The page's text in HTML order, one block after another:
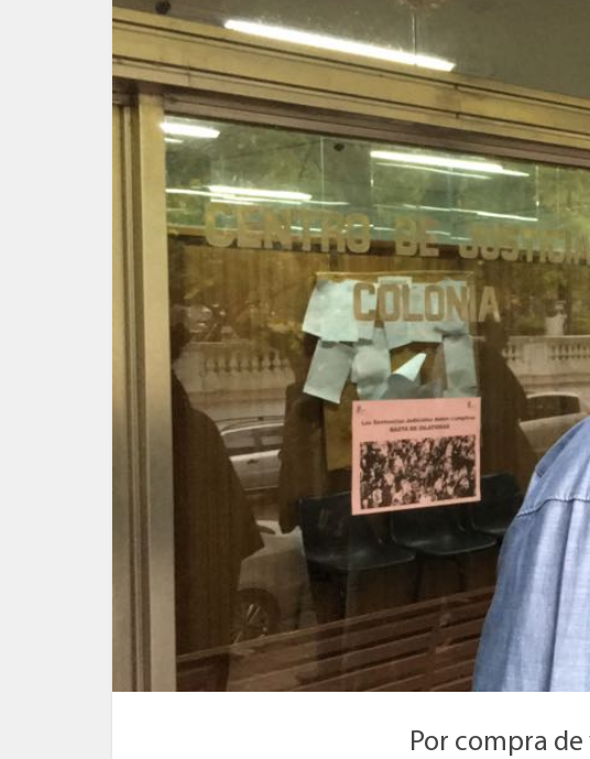
Por compra